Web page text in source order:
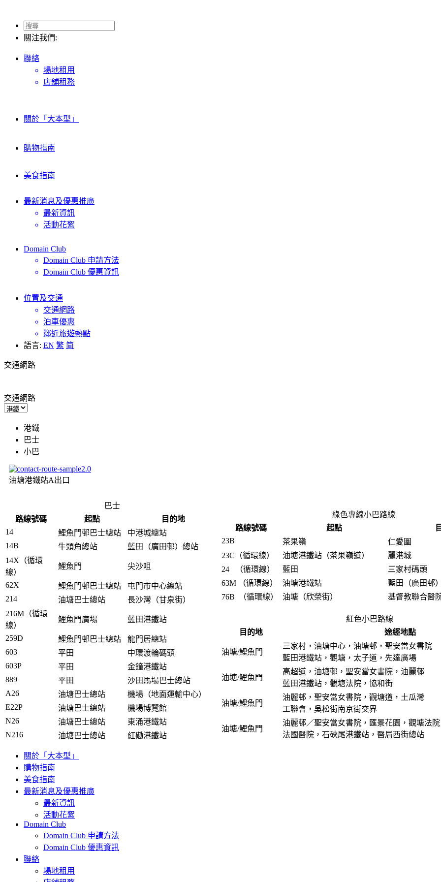
關注我們:
聯絡
場地租用
店舖租務
關於「大本型」
購物指南
美食指南
最新消息及優惠推廣
最新資訊
活動花絮
Domain Club
Domain Club 申請方法
Domain Club 優惠資訊
位置及交通
交通網路
泊車優惠
鄰近旅遊熱點
語言: EN 繁 简
交通網路
交通網路
港鐵
巴士
小巴
油塘港鐵站A出口
巴士
路線號碼
起點
目的地
14
鯉魚門邨巴士總站
中港城總站
14B
牛頭角總站
藍田（廣田邨）總站
14X（循環
線）
鯉魚門 尖沙咀
62X 鯉魚門邨巴士總站
屯門市中心總站
214
油塘巴士總站
長沙灣（甘泉街）
216M（循環
線）
鯉魚門廣場 藍田港鐵站
259D 鯉魚門邨巴士總站
龍門居總站
603
平田
中環渡輪碼頭
603P
平田
金鐘港鐵站
889
平田
沙田馬場巴士總站
A26
油塘巴士總站
機場（地面運輸中心）
E22P
油塘巴士總站
機場博覽館
N26
油塘巴士總站
東涌港鐵站
N216
油塘巴士總站 紅磡港鐵站
綠色專線小巴路線
路線號碼
起點
23B
茶果嶺
仁愛圍
23C（循環線）
油塘港鐵站（茶果嶺道）
麗港城
24 （循環線）
藍田
三家村碼頭
63M （循環線）
油塘港鐵站
藍田（廣田邨）
76B （循環線）
油塘（欣榮街） 基督教聯合醫
紅色小巴路線
目的地
途經地點
油塘/鯉魚門
三家村，油塘中心，油塘邨，聖安當女書院
藍田港鐵站，觀塘，太子道，先達廣場
油塘/鯉魚門
高超道，油塘邨，聖安當女書院，油麗邨
藍田港鐵站，觀塘法院，協和街
油塘/鯉魚門
油麗邨，聖安當女書院，觀塘道，土瓜灣
工聯會，吳松街南京街交界
油塘/鯉魚門
油麗邨／聖安當女書院，匯景花園，觀塘法院
法國醫院，石硤尾港鐵站，醫局西街總站
關於「大本型」
購物指南
美食指南
最新消息及優惠推廣
最新資訊
活動花絮
Domain Club
Domain Club 申請方法
Domain Club 優惠資訊
聯絡
場地租用